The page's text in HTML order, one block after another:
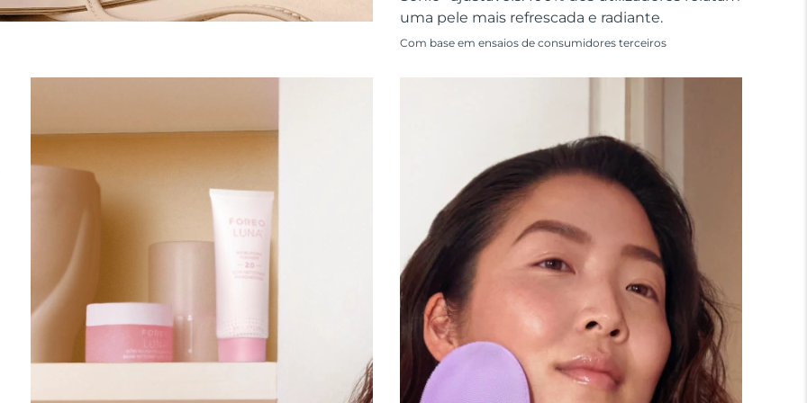
uma pele mais refrescada e radiante.
Com base em ensaios de consumidores terceiros